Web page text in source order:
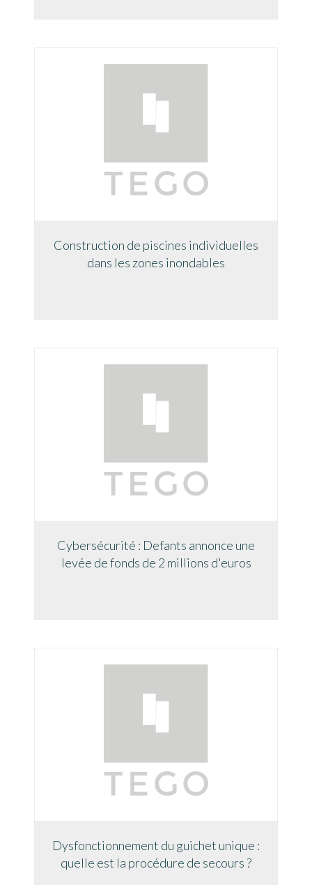
Construction de piscines individuelles
dans les zones inondables
Cybersécurité : Defants annonce une
levée de fonds de 2 millions d'euros
Dysfonctionnement du guichet unique :
quelle est la procédure de secours ?